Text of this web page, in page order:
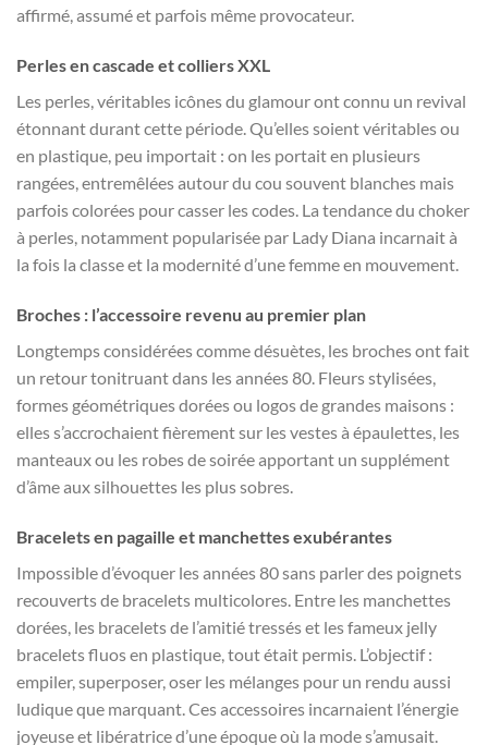
affirmé, assumé et parfois même provocateur.
Perles en cascade et colliers XXL
Les perles, véritables icônes du glamour ont connu un revival
étonnant durant cette période. Qu’elles soient véritables ou
en plastique, peu importait : on les portait en plusieurs
rangées, entremêlées autour du cou souvent blanches mais
parfois colorées pour casser les codes. La tendance du choker
à perles, notamment popularisée par Lady Diana incarnait à
la fois la classe et la modernité d’une femme en mouvement.
Broches : l’accessoire revenu au premier plan
Longtemps considérées comme désuètes, les broches ont fait
un retour tonitruant dans les années 80. Fleurs stylisées,
formes géométriques dorées ou logos de grandes maisons :
elles s’accrochaient fièrement sur les vestes à épaulettes, les
manteaux ou les robes de soirée apportant un supplément
d’âme aux silhouettes les plus sobres.
Bracelets en pagaille et manchettes exubérantes
Impossible d’évoquer les années 80 sans parler des poignets
recouverts de bracelets multicolores. Entre les manchettes
dorées, les bracelets de l’amitié tressés et les fameux jelly
bracelets fluos en plastique, tout était permis. L’objectif :
empiler, superposer, oser les mélanges pour un rendu aussi
ludique que marquant. Ces accessoires incarnaient l’énergie
joyeuse et libératrice d’une époque où la mode s’amusait.